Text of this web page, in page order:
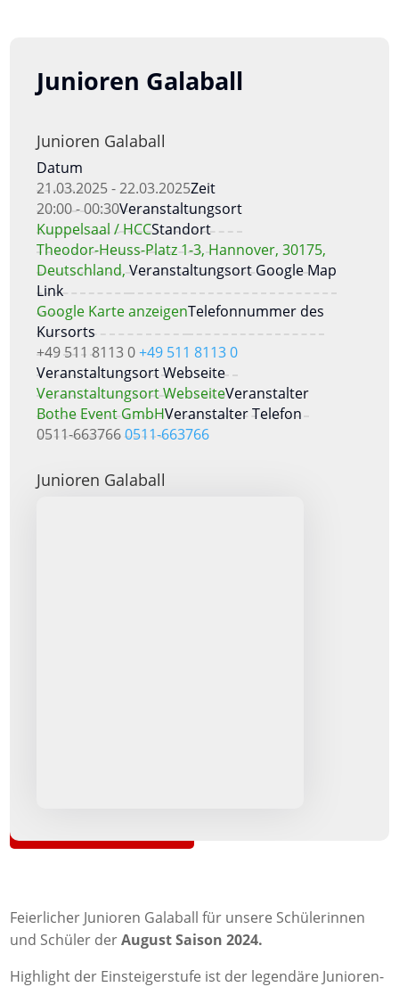
Feierlicher Junioren Galaball für unsere Schülerinnen
und Schüler derAugust Saison 2024.
Highlight der Einsteigerstufe ist der legendäre Junioren-
Junioren Galaball
Junioren Galaball
Datum
21.03.2025 - 22.03.2025Zeit
20:00 - 00:30Veranstaltungsort
Kuppelsaal / HCCStandort
Theodor-Heuss-Platz 1-3, Hannover, 30175,
Deutschland,Veranstaltungsort Google Map
Link
Google Karte anzeigenTelefonnummer des
Kursorts
+49 511 8113 0+49 511 8113 0
Veranstaltungsort Webseite
Veranstaltungsort WebseiteVeranstalter
Bothe Event GmbHVeranstalter Telefon
0511-6637660511-663766
Junioren Galaball